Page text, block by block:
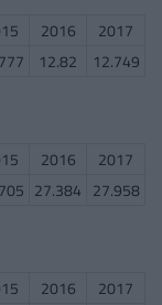
2016
2017
12.82 12.749
2016
2017
27.384 27.958
2016
2017